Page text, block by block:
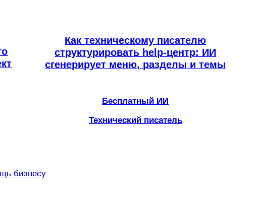
Как техническому писателю
структурировать help-центр: ИИ
сгенерирует меню, разделы и темы
Бесплатный ИИ
Технический писатель
бизнесу